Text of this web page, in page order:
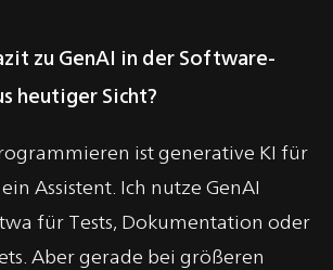
zu GenAI in der Software-
heutiger Sicht?
ist generative KI für
Assistent. Ich nutze GenAI
für Tests, Dokumentation oder
Aber gerade bei größeren